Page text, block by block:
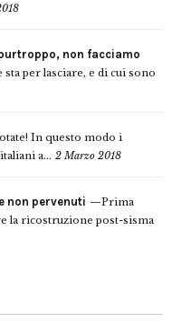
non facciamo
sta per lasciare, e di cui sono
In questo modo i
a... 2 Marzo 2018
non pervenuti
Prima
la ricostruzione post-sisma